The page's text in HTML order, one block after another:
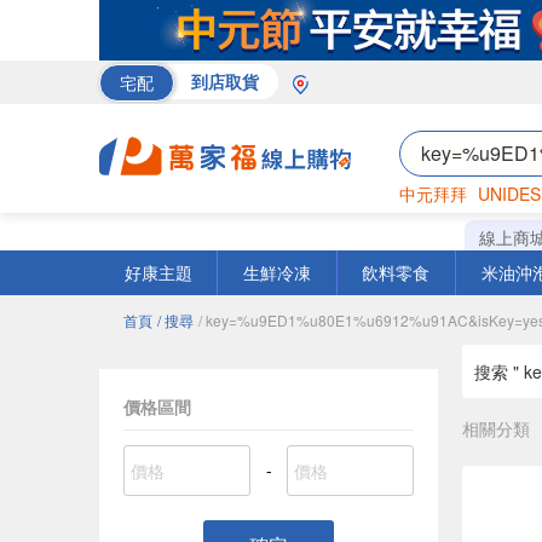
宅配 到店取貨
中元拜拜
罐頭 咖啡
線上商
好康主題
生鮮冷凍 飲料零食 米油沖
首頁 / 搜尋 /
價格區間
-
搜索 "
相關分類